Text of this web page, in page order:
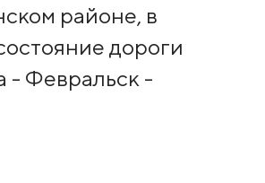
районе, в
дороги
- Февральск -